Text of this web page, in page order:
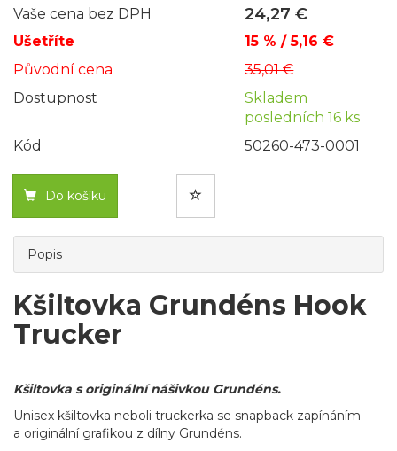
Vaše cena bez DPH 24,27 €
Ušetříte
15 % / 5,16 €
Původní cena
35,01 €
Dostupnost
Skladem
posledních 16 ks
Kód
50260-473-0001
Do košíku
Popis
Kšiltovka Grundéns Hook
Trucker
Kšiltovka s originální nášivkou Grundéns.
Unisex kšiltovka neboli truckerka se snapback zapínáním
a originální grafikou z dílny Grundéns.